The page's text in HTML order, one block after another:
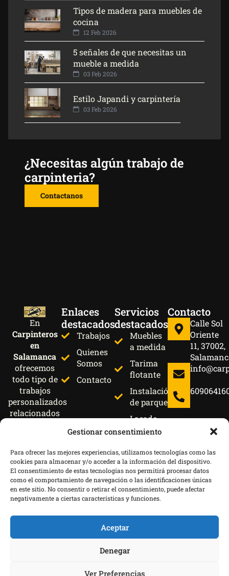
Gestionar consentimiento
Para ofrecer las mejores experiencias, utilizamos tecnologías como las
cookies para almacenar y/o acceder a la información del dispositivo.
El consentimiento de estas tecnologías nos permitirá procesar datos
como el comportamiento de navegación o las identificaciones únicas
en este sitio. No consentir o retirar el consentimiento, puede afectar
negativamente a ciertas características y funciones.
Aceptar
Denegar
Ver Preferencias
Tipos de madera para muebles de
cocina
12 Feb 2026
5 señales de que necesitas un
mueble a medida
03 Feb 2026
Estilo Japandi y carpintería
03 Feb 2026
¿Necesitas algún trabajo de
carpinteria?
Contactanos
En
Carpinteros
en
Salamanca
ofrecemos
todo tipo de
trabajos
personalizados
relacionados
metal con
materiales de
alta calidad.
Enlaces
destacados
Trabajos
Quienes
Somos
Contacto
Servicios
destacados
Muebles
a medida
Tarima
flotante
Instalación
de parquet
Lacado
de
Lacado
de
puertas
Montaje
muebles
Contacto
Calle Sol
Oriente
11, 37002,
Política